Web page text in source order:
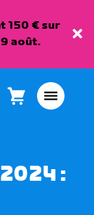
150 € sur
9 août.
Panier0
: